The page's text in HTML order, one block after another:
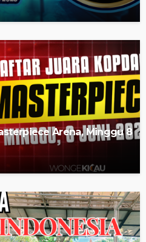
Arena, Minggu 8